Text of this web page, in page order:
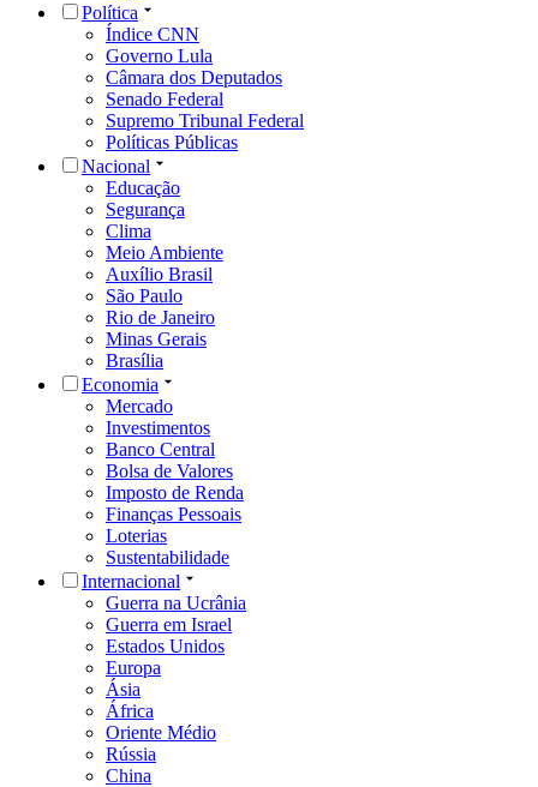
Política
Índice CNN
Governo Lula
Câmara dos Deputados
Senado Federal
Supremo Tribunal Federal
Políticas Públicas
Nacional
Educação
Segurança
Clima
Meio Ambiente
Auxílio Brasil
São Paulo
Rio de Janeiro
Minas Gerais
Brasília
Economia
Mercado
Investimentos
Banco Central
Bolsa de Valores
Imposto de Renda
Finanças Pessoais
Loterias
Sustentabilidade
Internacional
Guerra na Ucrânia
Guerra em Israel
Estados Unidos
Europa
Ásia
África
Oriente Médio
Rússia
China